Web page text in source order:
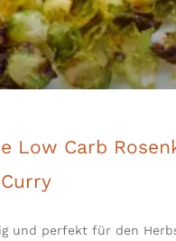
Low Carb
und perfekt für den